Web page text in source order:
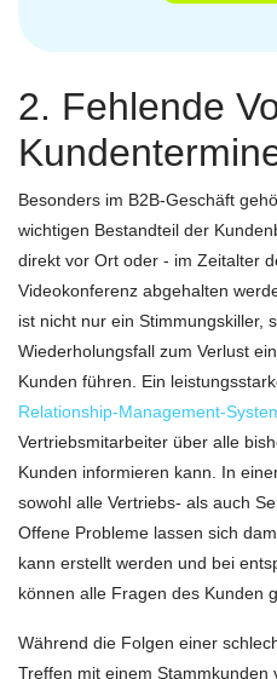
2. Fehlende
Besonders im B2B-Geschäft
wichtigen Bestandteil der
direkt vor Ort oder - im Zeitalter
Videokonferenz abgehalten
ist nicht nur ein Stimmungskiller,
Wiederholungsfall zum Verlust
Kunden führen. Ein
Relationship-Management-
Vertriebsmitarbeiter über alle
Kunden informieren kann. In
sowohl alle Vertriebs- als auch
Offene Probleme lassen sich
kann erstellt werden und bei
können alle Fragen des Kunden
Während die Folgen einer
Treffen mit einem Stammkunden